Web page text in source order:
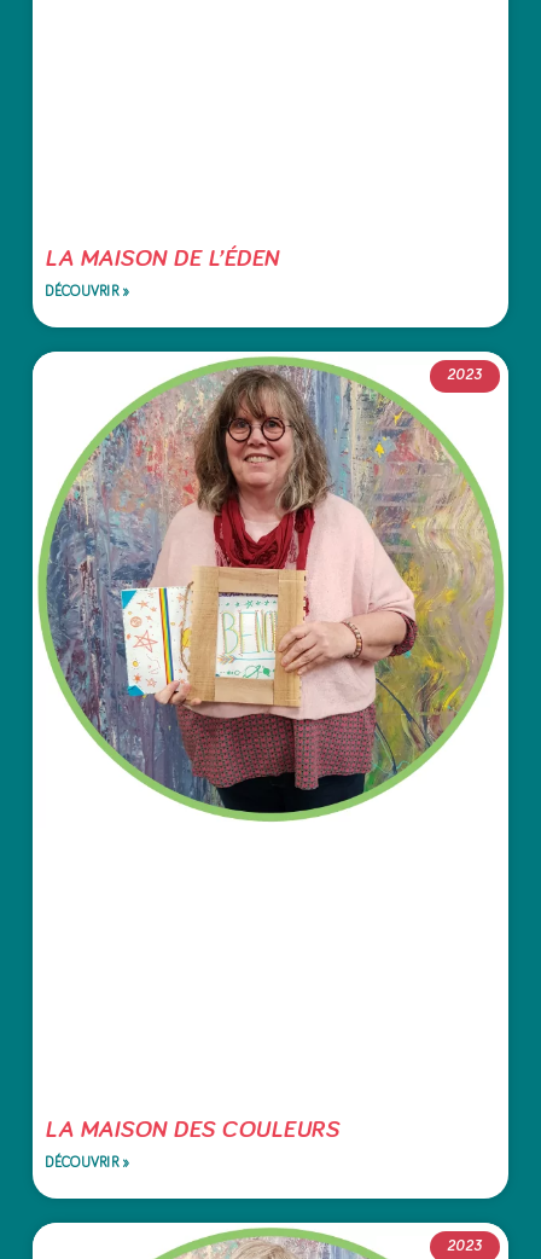
LA MAISON DE L’ÉDEN
DÉCOUVRIR »
2023
LA MAISON DES COULEURS
DÉCOUVRIR »
2023